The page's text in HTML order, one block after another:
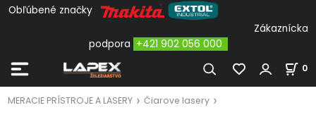
Obľúbené značky
Zákaznícka
podpora +421 902 056 000
0
MERACIE PRÍSTROJE A LASERY Čiarove lasery